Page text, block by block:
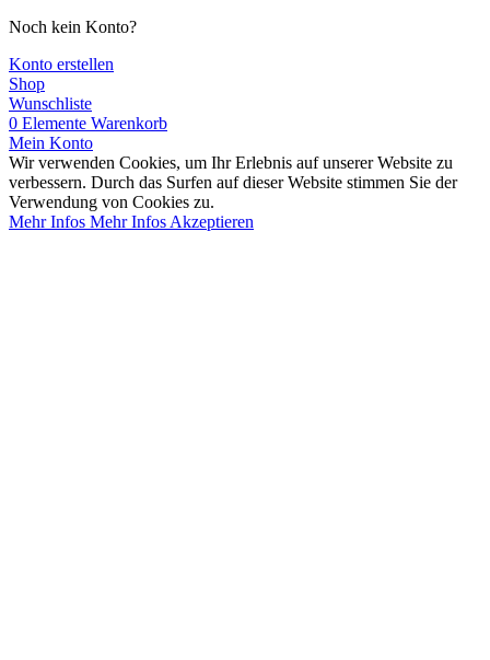
Noch kein Konto?
Konto erstellen
Shop
Wunschliste
0 Elemente Warenkorb
Mein Konto
Wir verwenden Cookies, um Ihr Erlebnis auf unserer Website zu
verbessern. Durch das Surfen auf dieser Website stimmen Sie der
Verwendung von Cookies zu.
Mehr Infos Mehr Infos Akzeptieren